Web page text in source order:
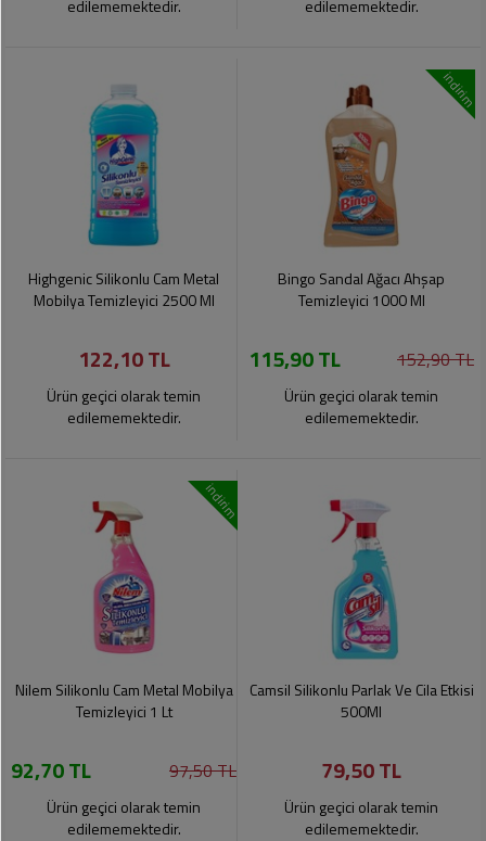
edilememektedir. edilememektedir.
Highgenic Silikonlu Cam Metal
Mobilya Temizleyici 2500 Ml
122,10 TL
Ürün geçici olarak temin
edilememektedir.
indirim
Bingo Sandal Ağacı Ahşap
Temizleyici 1000 Ml
115,90 TL 152,90 TL
Ürün geçici olarak temin
edilememektedir.
indirim
Nilem Silikonlu Cam Metal Mobilya
Temizleyici 1 Lt
92,70 TL 97,50 TL
Ürün geçici olarak temin
edilememektedir.
Camsil Silikonlu Parlak Ve Cila Etkisi
500Ml
79,50 TL
Ürün geçici olarak temin
edilememektedir.